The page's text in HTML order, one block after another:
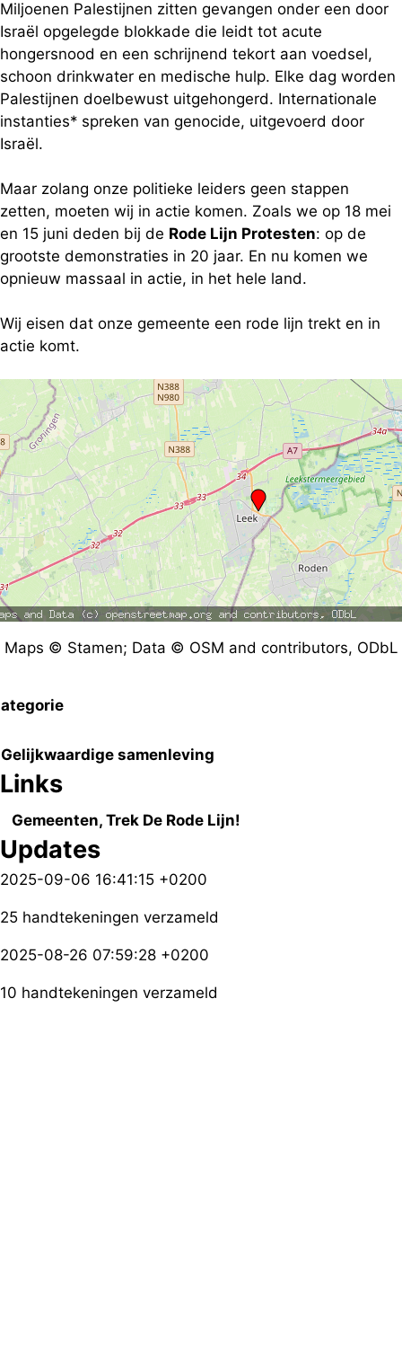
Miljoenen Palestijnen zitten gevangen onder een door
Israël opgelegde blokkade die leidt tot acute
hongersnood en een schrijnend tekort aan voedsel,
schoon drinkwater en medische hulp. Elke dag worden
Palestijnen doelbewust uitgehongerd. Internationale
instanties* spreken van genocide, uitgevoerd door
Israël.
Maar zolang onze politieke leiders geen stappen
zetten, moeten wij in actie komen. Zoals we op 18 mei
en 15 juni deden bij de Rode Lijn Protesten: op de
grootste demonstraties in 20 jaar. En nu komen we
opnieuw massaal in actie, in het hele land.
Wij eisen dat onze gemeente een rode lijn trekt en in
actie komt.
Maps © Stamen; Data © OSM and contributors, ODbL
Gelijkwaardige samenleving
Links
Gemeenten, Trek De Rode Lijn!
Updates
2025-09-06 16:41:15 +0200
25 handtekeningen verzameld
2025-08-26 07:59:28 +0200
10 handtekeningen verzameld